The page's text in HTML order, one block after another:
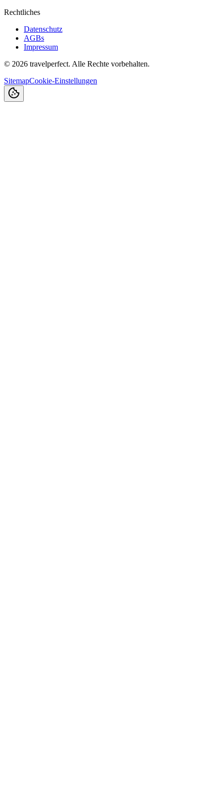
Rechtliches
Datenschutz
AGBs
Impressum
© 2026 travelperfect. Alle Rechte vorbehalten.
SitemapCookie-Einstellungen